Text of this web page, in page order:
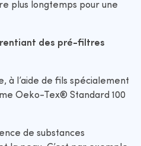
plus longtemps pour une
des pré-filtres
à l’aide de fils spécialement
Oeko-Tex® Standard 100
de substances